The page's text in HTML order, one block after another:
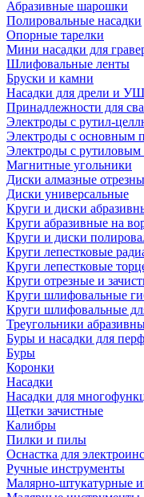
Абразивные шарошки
Полировальные насадки
Опорные тарелки
Мини насадки для
Шлифовальные ленты
Бруски и камни
Насадки для дрели и
Принадлежности для
Электроды с рутил-
Электроды с основным
Электроды с
Магнитные угольники
Диски алмазные
Диски универсальные
Круги и диски
Круги абразивные на
Круги и диски
Круги лепестковые
Круги лепестковые
Круги отрезные и
Круги шлифовальные
Круги шлифовальные
Треугольники
Буры и насадки для
Буры
Коронки
Насадки
Насадки для
Щетки зачистные
Калибры
Пилки и пилы
Оснастка для
Ручные инструменты
Малярно-штукатурные